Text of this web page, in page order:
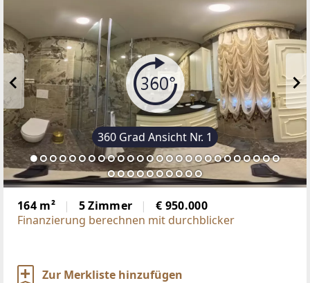
360 Grad Ansicht Nr. 1
164 m² 5 Zimmer
€ 950.000
Finanzierung berechnen mit durchblicker
Zur Merkliste hinzufügen